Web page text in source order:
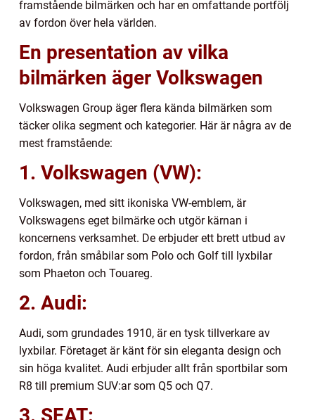
framstående bilmärken och har en omfattande portfölj
av fordon över hela världen.
En presentation av vilka
bilmärken äger Volkswagen
Volkswagen Group äger flera kända bilmärken som
täcker olika segment och kategorier. Här är några av de
mest framstående:
1. Volkswagen (VW):
Volkswagen, med sitt ikoniska VW-emblem, är
Volkswagens eget bilmärke och utgör kärnan i
koncernens verksamhet. De erbjuder ett brett utbud av
fordon, från småbilar som Polo och Golf till lyxbilar
som Phaeton och Touareg.
2. Audi:
Audi, som grundades 1910, är en tysk tillverkare av
lyxbilar. Företaget är känt för sin eleganta design och
sin höga kvalitet. Audi erbjuder allt från sportbilar som
R8 till premium SUV:ar som Q5 och Q7.